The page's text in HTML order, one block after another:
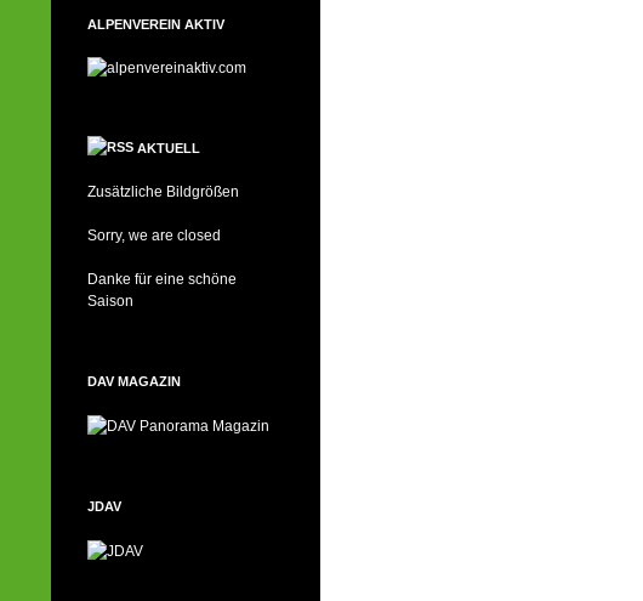
ALPENVEREIN AKTIV
AKTUELL
Zusätzliche Bildgrößen
Sorry, we are closed
Danke für eine schöne
Saison
DAV MAGAZIN
JDAV